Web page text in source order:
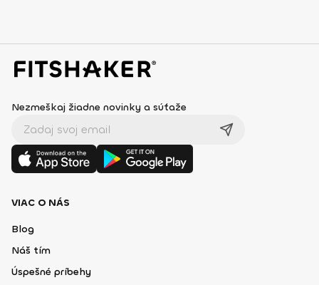
Nezmeškaj žiadne novinky a súťaže
VIAC O NÁS
Blog
Náš tím
Úspešné príbehy